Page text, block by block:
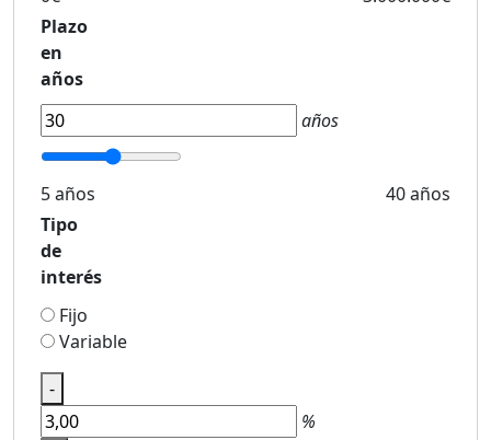
Plazo
en
años
años
5 años
40 años
Tipo
de
interés
Fijo
Variable
-
%